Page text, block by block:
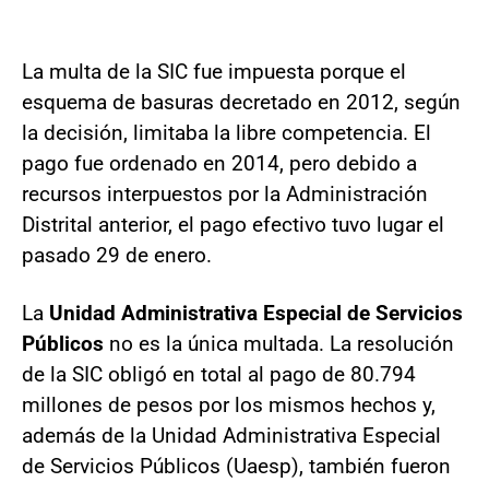
La multa de la SIC fue impuesta porque el
esquema de basuras decretado en 2012, según
la decisión, limitaba la libre competencia. El
pago fue ordenado en 2014, pero debido a
recursos interpuestos por la Administración
Distrital anterior, el pago efectivo tuvo lugar el
pasado 29 de enero.
La Unidad Administrativa Especial de Servicios
Públicos no es la única multada. La resolución
de la SIC obligó en total al pago de 80.794
millones de pesos por los mismos hechos y,
además de la Unidad Administrativa Especial
de Servicios Públicos (Uaesp), también fueron